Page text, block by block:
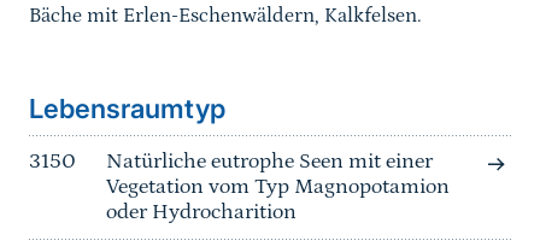
Bäche mit Erlen-Eschenwäldern, Kalkfelsen.
Lebensraumtyp
3150
Natürliche eutrophe Seen mit einer
Vegetation vom Typ Magnopotamion
oder Hydrocharition